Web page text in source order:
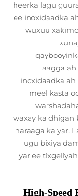
heerka lagu
ee inoxidaadka
wuxuu
aagga
inoxidaadka ah
meel kasta
waxay ka dhigan
haraaga ka yar.
ugu bixiya
yar ee
High-Speed